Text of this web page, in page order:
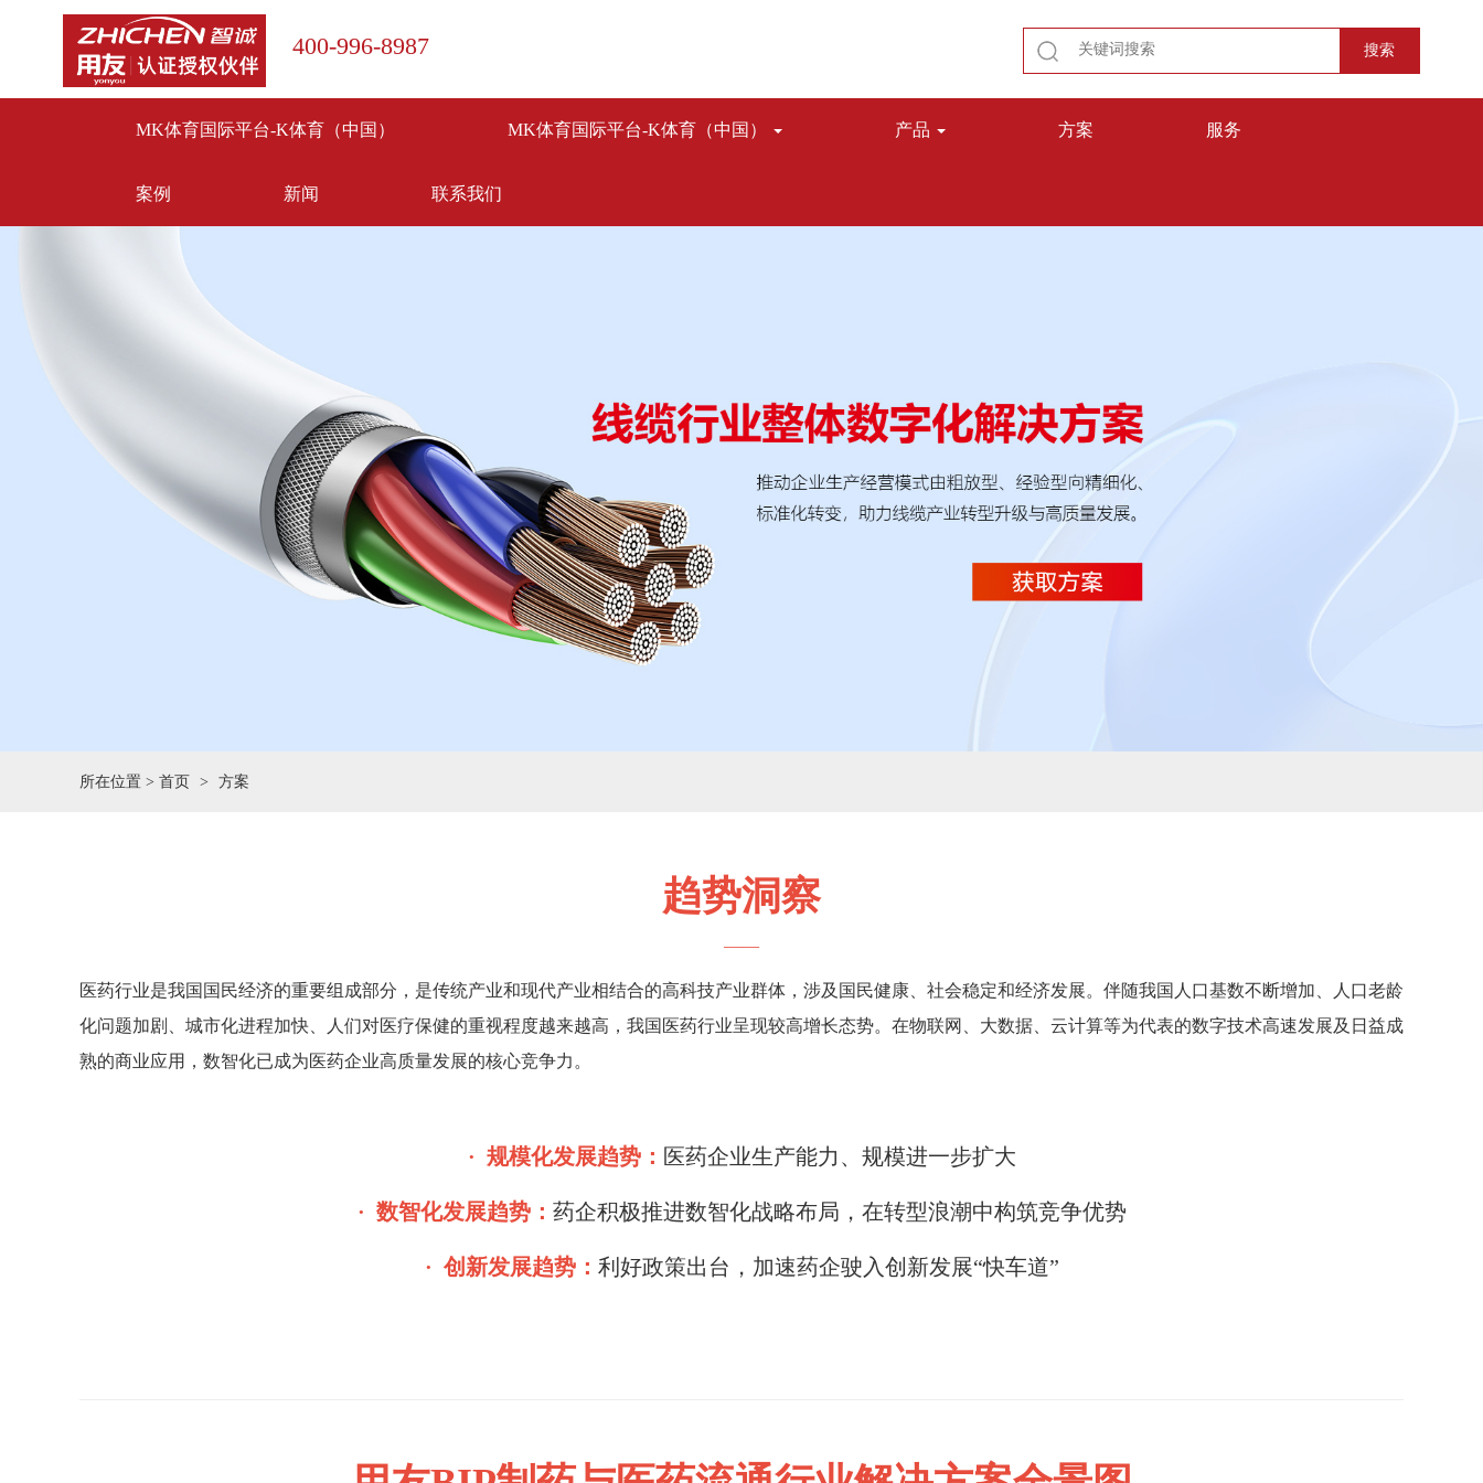
400-996-8987
MK体育国际平台-K体育（中国） MK体育国际平台-K体育（中国） 产品 方案 服务
案例 新闻 联系我们
所在位置 > 首页 方案
趋势洞察
——
医药行业是我国国民经济的重要组成部分，是传统产业和现代产业相结合的高科技产业群体，涉及国民健康、社会稳定和经济发展。伴随我国人口基数不断增加、人口老龄
化问题加剧、城市化进程加快、人们对医疗保健的重视程度越来越高，我国医药行业呈现较高增长态势。在物联网、大数据、云计算等为代表的数字技术高速发展及日益成
熟的商业应用，数智化已成为医药企业高质量发展的核心竞争力。
· 规模化发展趋势： 医药企业生产能力、规模进一步扩大
· 数智化发展趋势： 药企积极推进数智化战略布局，在转型浪潮中构筑竞争优势
· 创新发展趋势： 利好政策出台，加速药企驶入创新发展“快车道”